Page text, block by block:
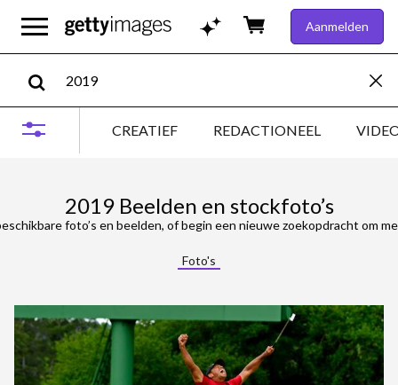
Aanmelden
CREATIEF REDACTIONEEL
2019 Beelden en stockfoto’s
foto’s en beelden, of begin een nieuwe zoekopdracht om
Foto's